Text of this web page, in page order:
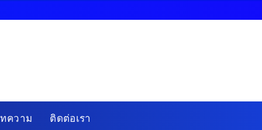
ความ ติดต่อเรา